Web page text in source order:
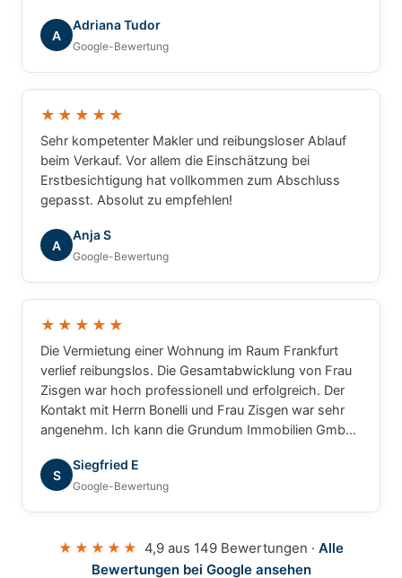
Agentur mit gutem Gewissen weiterempfehlen.
A
Adriana Tudor
Google-Bewertung
★★★★★
Sehr kompetenter Makler und reibungsloser Ablauf
beim Verkauf. Vor allem die Einschätzung bei
Erstbesichtigung hat vollkommen zum Abschluss
gepasst. Absolut zu empfehlen!
A
Anja S
Google-Bewertung
★★★★★
Die Vermietung einer Wohnung im Raum Frankfurt
verlief reibungslos. Die Gesamtabwicklung von Frau
Zisgen war hoch professionell und erfolgreich. Der
Kontakt mit Herrn Bonelli und Frau Zisgen war sehr
angenehm. Ich kann die Grundum Immobilien GmbH
S
Siegfried E
Google-Bewertung
★★★★★ 4,9 aus 149 Bewertungen · Alle
Bewertungen bei Google ansehen